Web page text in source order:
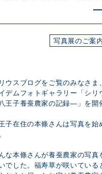
―
写真展のご案
ウスブログをご覧のみなさま
デムフォトギャラリー「シ
王子養蚕農家の記録―」を開
子在住の本條さんは写真を
な本條さんが養蚕農家の写
でした。福寿草が咲いてい
展示のお申し込み